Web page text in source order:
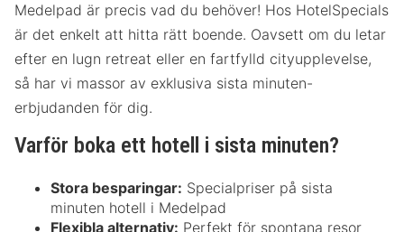
Medelpad är precis vad du behöver! Hos HotelSpecials
är det enkelt att hitta rätt boende. Oavsett om du letar
efter en lugn retreat eller en fartfylld cityupplevelse,
så har vi massor av exklusiva sista minuten-
erbjudanden för dig.
Varför boka ett hotell i sista minuten?
Stora besparingar: Specialpriser på sista
minuten hotell i Medelpad
Flexibla alternativ: Perfekt för spontana resor